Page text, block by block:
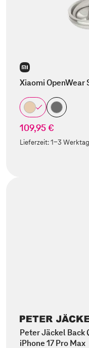
Xiaomi OpenWear
109,95 €
Lieferzeit:1-3
Peter Jäckel Back
iPhone 17 Pro Max